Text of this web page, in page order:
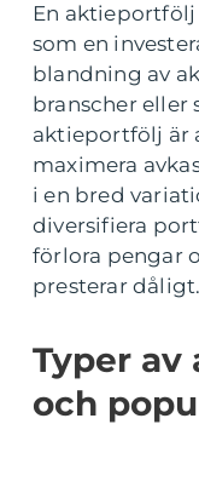
En
som en
blandning av
branscher eller
aktieportfölj är
maximera
i en bred
diversifiera
förlora pengar
presterar dåligt.
Typer
och